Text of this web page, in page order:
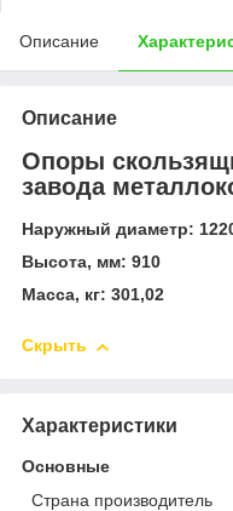
Описание
Описание
Опоры
завода
Наружный диаметр:
Высота, мм: 910
Масса, кг: 301,02
Скрыть
Характеристики
Основные
Страна производитель